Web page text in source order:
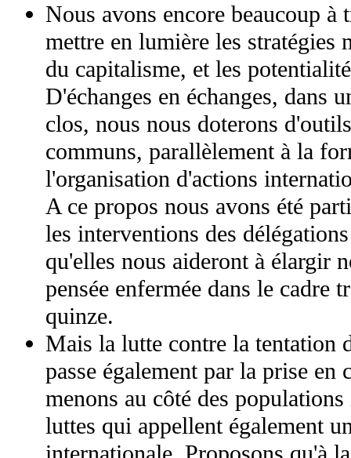
Nous avons encore beaucoup à
mettre en lumière les stratégies
du capitalisme, et les
D'échanges en échanges, dans
clos, nous nous doterons
communs, parallèlement à la
l'organisation d'actions
A ce propos nous avons été
les interventions des
qu'elles nous aideront à élargir
pensée enfermée dans le cadre
quinze.
Mais la lutte contre la tentation
passe également par la prise en
menons au côté des
luttes qui appellent également